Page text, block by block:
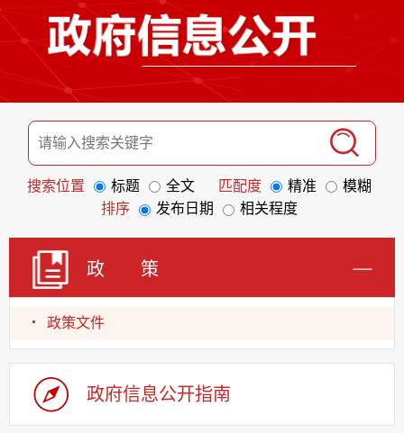
搜索位置 标题 全文 匹配度 精准
模糊
排序
发布日期 相关程度
政 策
政策文件
政府信息公开指南